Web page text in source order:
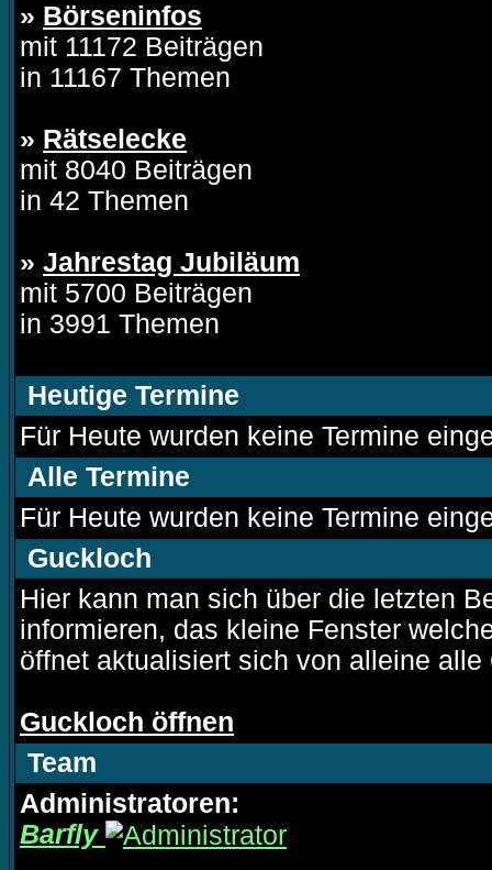
» Börseninfos
mit 11172 Beiträgen
in 11167 Themen
» Rätselecke
mit 8040 Beiträgen
in 42 Themen
» Jahrestag Jubiläum
mit 5700 Beiträgen
in 3991 Themen
Heutige Termine
Für Heute wurden keine Termine
Alle Termine
Für Heute wurden keine Termine
Guckloch
Hier kann man sich über die letzten
informieren, das kleine Fenster
öffnet aktualisiert sich von alleine alle
Guckloch öffnen
Team
Administratoren:
Barfly